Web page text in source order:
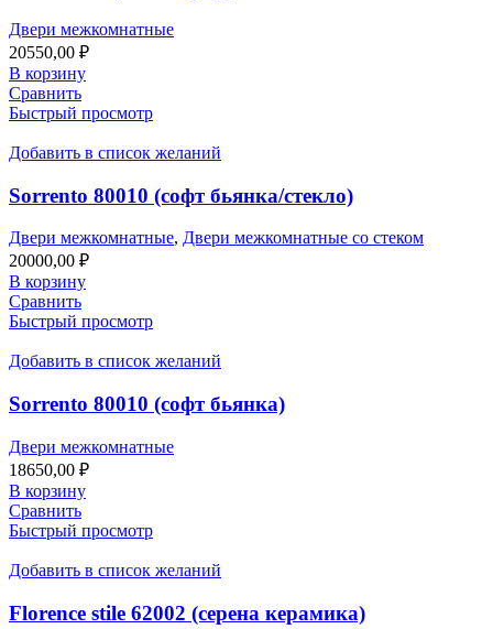
Двери межкомнатные
20550,00 ₽
В корзину
Сравнить
Быстрый просмотр
Добавить в список желаний
Sorrento 80010 (софт бьянка/стекло)
Двери межкомнатные, Двери межкомнатные со стеком
20000,00 ₽
В корзину
Сравнить
Быстрый просмотр
Добавить в список желаний
Sorrento 80010 (софт бьянка)
Двери межкомнатные
18650,00 ₽
В корзину
Сравнить
Быстрый просмотр
Добавить в список желаний
Florence stile 62002 (серена керамика)